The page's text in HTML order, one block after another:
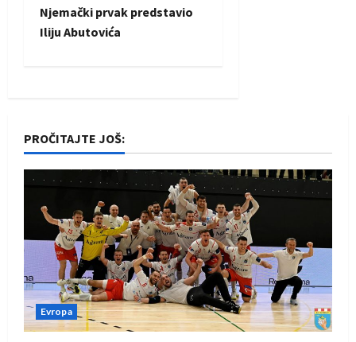
t
v
i
g
a
t
i
Njemački prvak predstavio
Iliju Abutovića
PROČITAJTE JOŠ:
Evropa